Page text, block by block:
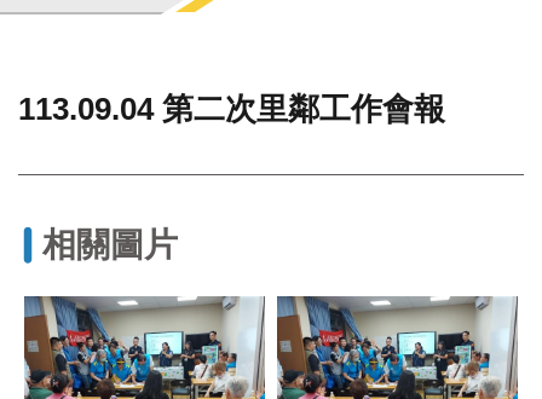
市
門
整
統
文
化
局
113.09.04 第二次里鄰工作會報
相關圖片